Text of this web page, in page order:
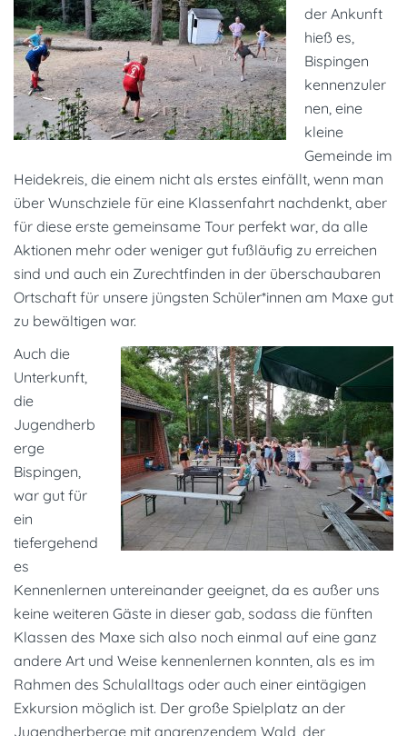
der Ankunft
hieß es,
Bispingen
kennenzuler
nen, eine
kleine
Gemeinde im
Heidekreis, die einem nicht als erstes einfällt, wenn man
über Wunschziele für eine Klassenfahrt nachdenkt, aber
für diese erste gemeinsame Tour perfekt war, da alle
Aktionen mehr oder weniger gut fußläufig zu erreichen
sind und auch ein Zurechtfinden in der überschaubaren
Ortschaft für unsere jüngsten Schüler*innen am Maxe gut
zu bewältigen war.
Auch die
Unterkunft,
die
Jugendherb
erge
Bispingen,
war gut für
ein
tiefergehend
es
Kennenlernen untereinander geeignet, da es außer uns
keine weiteren Gäste in dieser gab, sodass die fünften
Klassen des Maxe sich also noch einmal auf eine ganz
andere Art und Weise kennenlernen konnten, als es im
Rahmen des Schulalltags oder auch einer eintägigen
Exkursion möglich ist. Der große Spielplatz an der
Jugendherberge mit angrenzendem Wald, der